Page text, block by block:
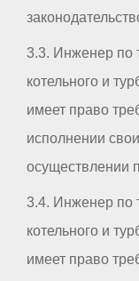
3.3. Инженер по
котельного и
имеет право
исполнении
осуществлении
3.4. Инженер по
котельного и
имеет право